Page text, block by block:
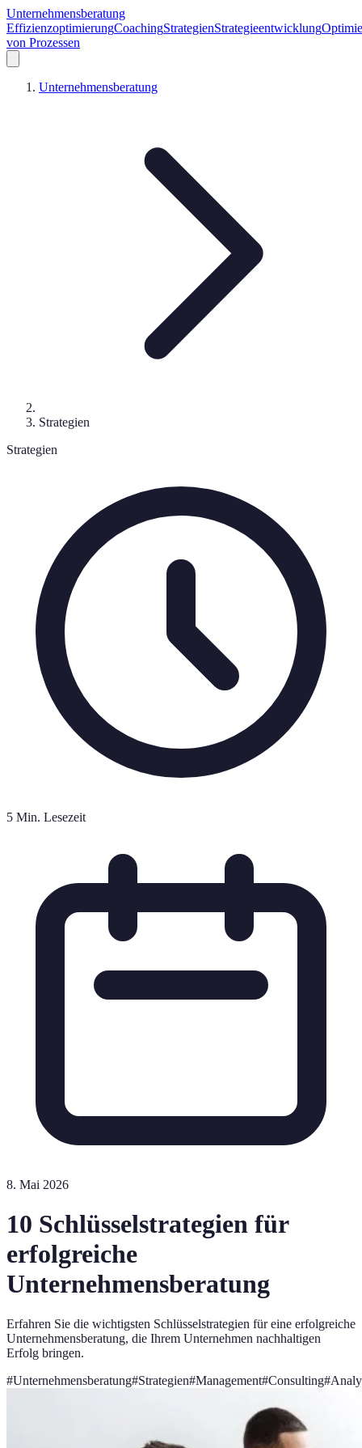
Unternehmensberatung
EffizienzoptimierungCoachingStrategienStrategieentwicklung
von Prozessen
Unternehmensberatung
Strategien
Strategien
5 Min. Lesezeit
8. Mai 2026
10 Schlüsselstrategien für
erfolgreiche
Unternehmensberatung
Erfahren Sie die wichtigsten Schlüsselstrategien für eine erfolgreiche
Unternehmensberatung, die Ihrem Unternehmen nachhaltigen
Erfolg bringen.
#Unternehmensberatung#Strategien#Management#Consulting#